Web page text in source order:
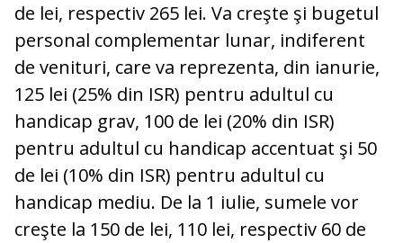
de lei, respectiv 265 lei. Va creşte şi bugetul
personal complementar lunar, indiferent
de venituri, care va reprezenta, din ianurie,
125 lei (25% din ISR) pentru adultul cu
handicap grav, 100 de lei (20% din ISR)
pentru adultul cu handicap accentuat şi 50
de lei (10% din ISR) pentru adultul cu
handicap mediu. De la 1 iulie, sumele vor
creşte la 150 de lei, 110 lei, respectiv 60 de